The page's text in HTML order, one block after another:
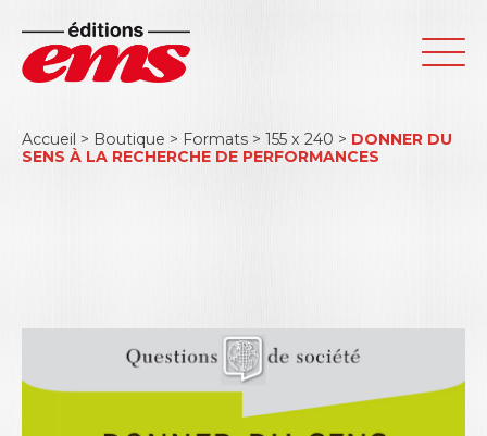
Accueil > Boutique > Formats > 155 x 240 > DONNER DU
SENS À LA RECHERCHE DE PERFORMANCES